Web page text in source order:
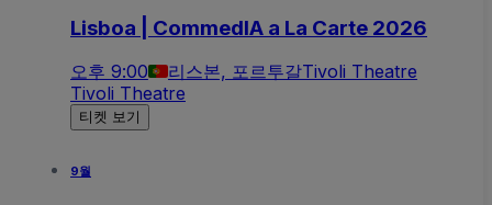
Lisboa | CommedIA a La Carte 2026
오후 9:00 리스본, 포르투갈Tivoli Theatre
Tivoli Theatre
티켓 보기
9월